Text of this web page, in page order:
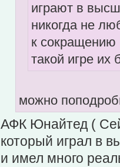
играют в
никогда не
к сокращению
такой игре
можно
АФК Юнайтед (
который играл в
и имел много